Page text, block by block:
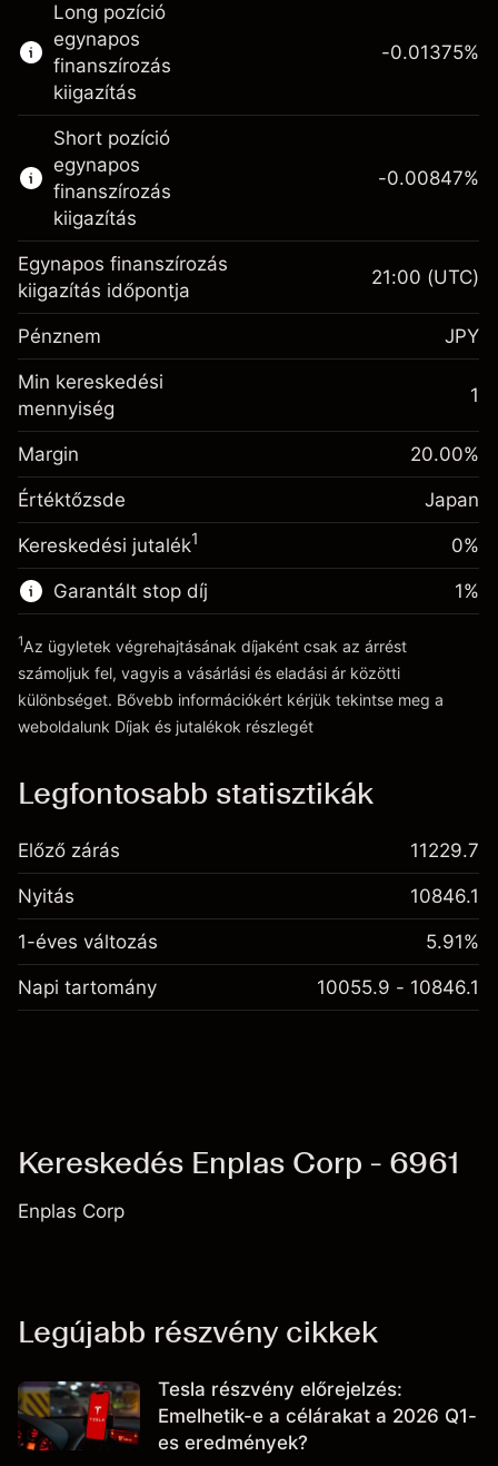
outokon keresztül is kereskedhető.
Bővebb információk:
CFD-k
Knock-outok
Long pozíció
egynapos
finanszírozás
kiigazítás
Fedezet. A befektetése
¥1,000
Egynapos finanszírozás
kiigazítás
A pozíció teljes értékéből
származó díjak
-0.013752
%
Ügyletméret tőkeáttétellel ~¥5,000
Tőkeáttételből származó pénz ~
Ugrás a platformra
-0.01375%
Short pozíció
egynapos
finanszírozás
kiigazítás
Fedezet. A befektetése
Egynapos finanszírozás
kiigazítás
A pozíció teljes értékéből
származó díjak
-0.00847
%
(-¥0)
Ügyletméret tőkeáttétellel ~
Tőkeáttételből származó pénz ~
Ugrás a platformra
-0.00847%
Egynapos finanszírozás
kiigazítás időpontja
21:00 (UTC)
Pénznem JPY
Min kereskedési
mennyiség
1
Margin 20.00%
Értéktőzsde Japan
Kereskedési jutalék1 0%
Garantált stop díj
Díjak és jutalékokrészlegét
1%
1Az ügyletek végrehajtásának díjaként csak az árrést
számoljuk fel, vagyis a vásárlási és eladási ár közötti
különbséget. Bővebb információkért kérjük tekintse meg a
weboldalunk Díjak és jutalékok részlegét
Legfontosabb statisztikák
Előző zárás 11229.7
Nyitás 10846.1
1-éves változás 5.91%
Napi tartomány 10055.9 - 10846.1
Kereskedés Enplas Corp - 6961
Enplas Corp
Legújabb részvény cikkek
Tesla részvény előrejelzés:
Emelhetik-e a célárakat a 2026 Q1-
es eredmények?